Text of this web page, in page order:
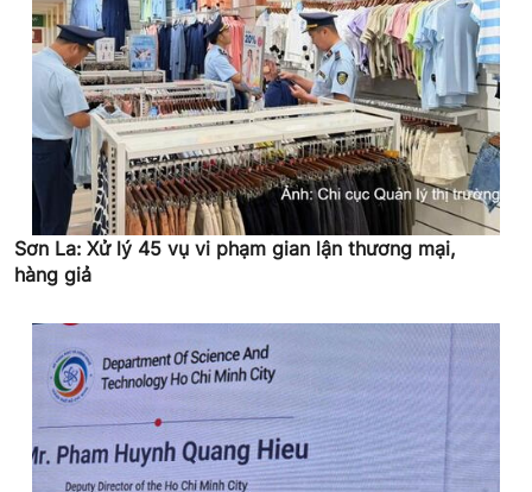
Sơn La: Xử lý 45 vụ vi phạm gian lận thương mại,
hàng giả